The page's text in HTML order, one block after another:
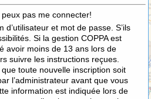
pas me connecter!
et mot de passe. S’ils
Si la gestion COPPA est
avoir moins de 13 ans lors de
suivre les instructions reçues.
toute nouvelle inscription soit
l’administrateur avant que vous
information est indiquée lors de